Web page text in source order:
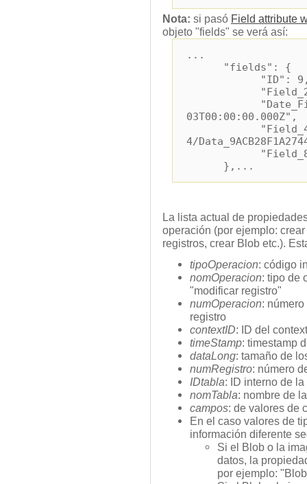
Nota: si pasó Field attribute
objeto "fields" se verá así:
...
"fields": {
"ID":
"Field_2":
03T00:00:00.000Z",
"Field_4":
4/
"Field_8":
},...
La lista actual de
operación (por ejemplo:
registros, crear Blob etc.).
tipoOperacion: código
nomOperacion: tipo de
"modificar registro"
numOperacion:
registro
contextID: ID del
timeStamp: timestamp
dataLong: tamaño de
numRegistro: número
IDtabla: ID interno de
nomTabla: nombre de
campos: de valores de
En el caso valores de
información diferente
Si el Blob o la
datos, la
por ejemplo: